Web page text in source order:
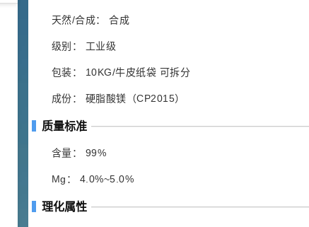
天然/合成： 合成
级别： 工业级
包装： 10KG/牛皮纸袋 可拆分
成份： 硬脂酸镁（CP2015）
质量标准
含量： 99%
Mg： 4.0%~5.0%
理化属性
1 胍基乙酸 98%
浏览量 - 10w+
2021-05-25 饲料添加剂原料
浏览量 - 5.51w